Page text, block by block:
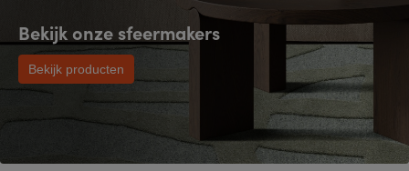
Bekijk onze sfeermakers
Bekijk producten